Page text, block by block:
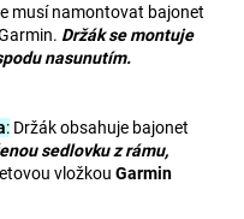
musí namontovat bajonet
Držák se montuje
nasunutím.
: Držák obsahuje bajonet
sedlovku z rámu,
vložkou Garmin